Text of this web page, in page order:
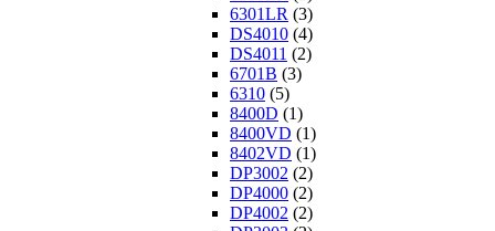
6301LR (3)
DS4010 (4)
DS4011 (2)
6701B (3)
6310 (5)
8400D (1)
8400VD (1)
8402VD (1)
DP3002 (2)
DP4000 (2)
DP4002 (2)